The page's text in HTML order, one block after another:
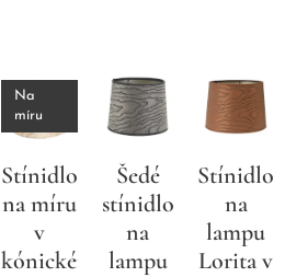
Stínidlo
na míru
v
kónickém
Na
míru
Šedé
stínidlo
na
lampu
Stínidlo
na
lampu
Lorita v